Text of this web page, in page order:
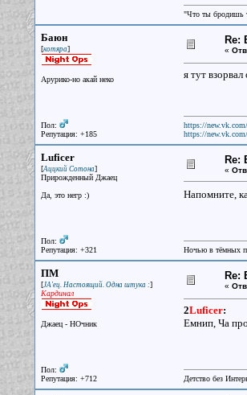
"Что ты бродишь
Баюн
[котяра]
Арурико-но акай неко
Пол:
Репутация: +185
Re:
«
я тут
https://
https://
Luficer
[Аццкий Сотона]
Прирожденный Джаец
Да, это негр :)
Пол:
Репутация: +321
Re:
«
Напомните,
Ночью в тёмных
ПМ
[JA'ец. Настоящий. Одна штука :]
Кардинал
Джаец - НОчник
Пол:
Репутация: +712
Re:
«
2Luficer:
Емнип, Ча
Детство без